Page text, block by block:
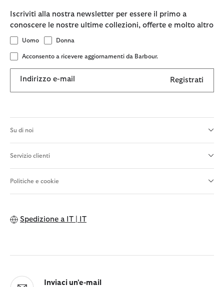
Iscriviti alla nostra newsletter per essere il primo a
conoscere le nostre ultime collezioni, offerte e molto altro
Uomo Donna
Acconsento a ricevere aggiornamenti da Barbour.
Indirizzo e-mail Registrati
Su di noi
Servizio clienti
Politiche e cookie
Spedizione a IT | IT
Inviaci un'e-mail